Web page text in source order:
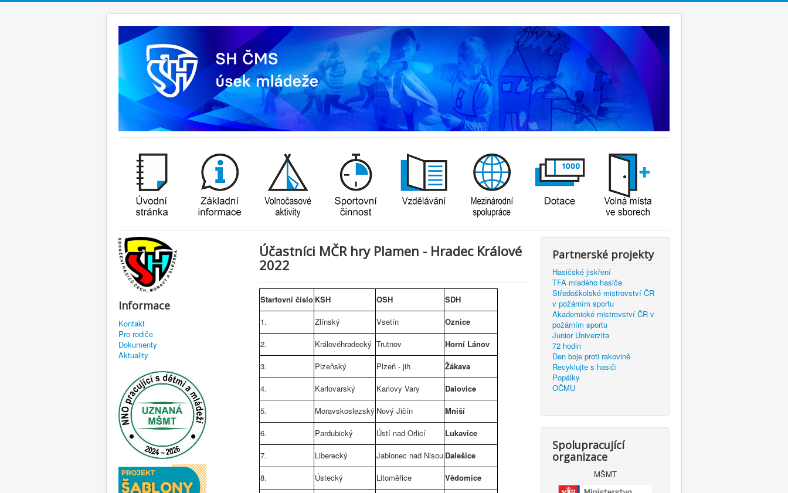
Informace
Kontakt
Pro rodiče
Dokumenty
Aktuality
Účastníci MČR hry Plamen - Hradec Králové
2022
Startovní číslo KSH OSH
SDH
1.
Zlínský Vsetín
Oznice
2.
Královéhradecký Trutnov
Horní Lánov
3.
Plzeňský Plzeň - jih
Žákava
4.
Karlovarský Karlovy Vary
Dalovice
5.
Moravskoslezský Nový Jičín
Mniší
6.
Pardubický Ústí nad Orlicí
Lukavice
7.
Liberecký Jablonec nad Nisou Dalešice
8.
Ústecký Litoměřice
Vědomice
Partnerské projekty
Hasičské jiskření
TFA mladého hasiče
Středoškolské mistrovství ČR
v požárním sportu
Akademické mistrovství ČR v
požárním sportu
Junior Univerzita
72 hodin
Den boje proti rakovině
Recyklujte s hasiči
Popálky
OČMU
Spolupracující
organizace
MŠMT